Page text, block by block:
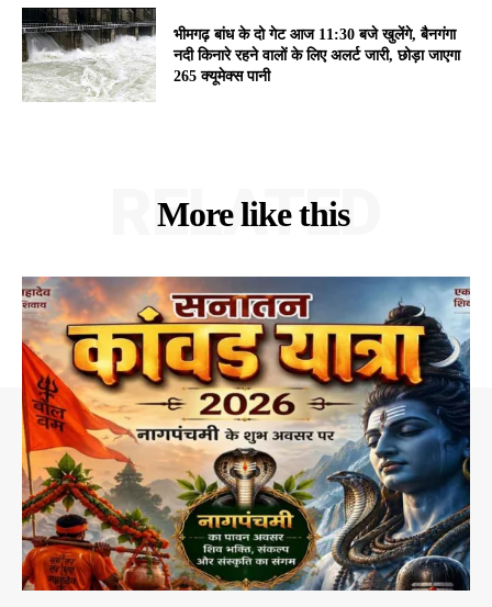
भीमगढ़ बांध के दो गेट आज 11:30 बजे खुलेंगे, बैनगंगा
नदी किनारे रहने वालों के लिए अलर्ट जारी, छोड़ा जाएगा
265 क्यूमेक्स पानी
More like this
RELATED